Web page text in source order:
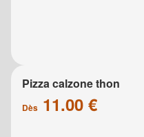
Pizza calzone thon
Dès 11.00 €